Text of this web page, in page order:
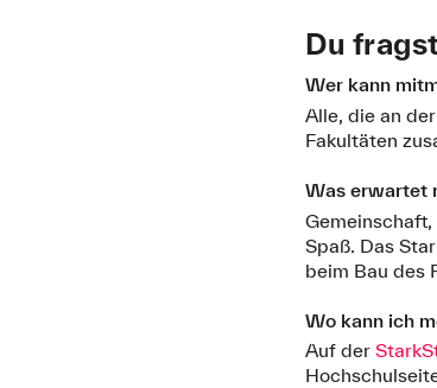
Du
Wer kann
Alle, die an
Fakultäten
Was erwartet
Spaß. Das
beim Bau des
Wo kann ich
Auf der